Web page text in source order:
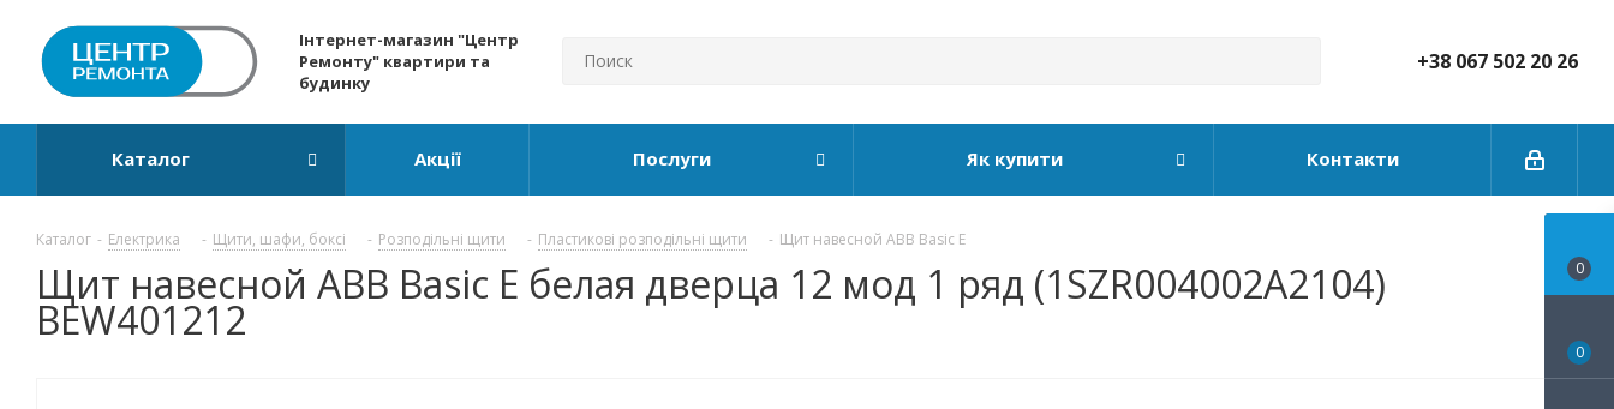
Інтернет-магазин "Центр
Ремонту" квартири та
будинку
+38 067 502 20 26
Каталог Акції Послуги Як купити Контакти
Каталог - Електрика - Щити, шафи, боксі - Розподільні щити - Пластикові розподільні щити - Щит навесной ABB Basic E
Щит навесной ABB Basic E белая дверца 12 мод 1 ряд (1SZR004002A2104)
BEW401212
0
0